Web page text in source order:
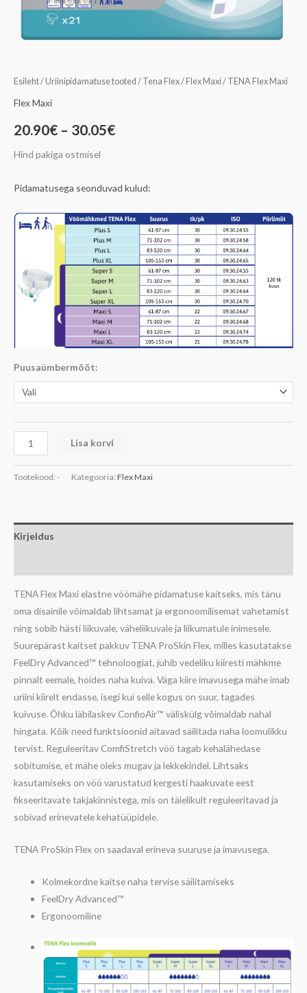
Esileht/ Uriinipidamatuse tooted / Tena Flex/ Flex Maxi/ TENA Flex Maxi
Flex Maxi
20.90€ – 30.05€
Hind pakiga ostmisel
Pidamatusega seonduvad kulud:
Puusaümbermõõt:
Lisa korvi
Tootekood: - Kategooria: Flex Maxi
Kirjeldus
TENA Flex Maxi elastne vöömähe pidamatuse kaitseks, mis tänu
oma disainile võimaldab lihtsamat ja ergonoomilisemat vahetamist
ning sobib hästi liikuvale, väheliikuvale ja liikumatule inimesele.
Suurepärast kaitset pakkuv TENA ProSkin Flex, milles kasutatakse
FeelDry Advanced™ tehnoloogiat, juhib vedeliku kiiresti mähkme
pinnalt eemale, hoides naha kuiva. Väga kiire imavusega mähe imab
uriini kiirelt endasse, isegi kui selle kogus on suur, tagades
kuivuse. Õhku läbilaskev ConfioAir™ väliskülg võimaldab nahal
hingata. Kõik need funktsioonid aitavad säilitada naha loomulikku
tervist. Reguleeritav ComfiStretch vöö tagab kehalähedase
sobitumise, et mähe oleks mugav ja lekkekindel. Lihtsaks
kasutamiseks on vöö varustatud kergesti haakuvate eest
fikseeritavate takjakinnistega, mis on täielikult reguleeritavad ja
sobivad erinevatele kehatüüpidele.
TENA ProSkin Flex on saadaval erineva suuruse ja imavusega.
Kolmekordne kaitse naha tervise säilitamiseks
FeelDry Advanced™
Ergonoomiline